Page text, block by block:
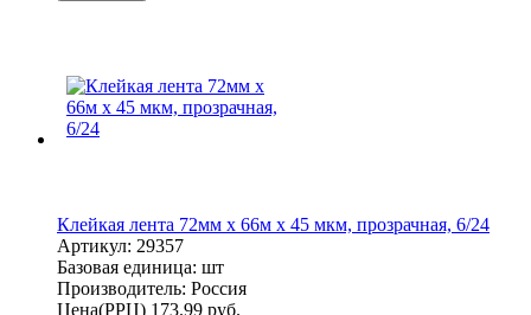
Клейкая лента 72мм х 66м х 45 мкм, прозрачная, 6/24
Артикул: 29357
Базовая единица: шт
Производитель: Россия
Цена(РРЦ) 173.99 руб.